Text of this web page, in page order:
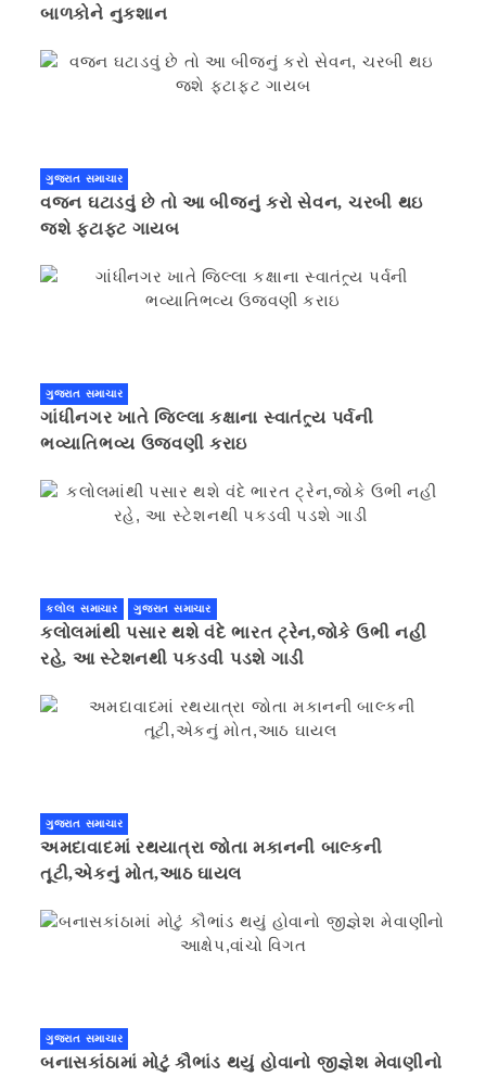
બાળકોને નુકશાન
ગુજરાત સમાચાર
વજન ઘટાડવું છે તો આ બીજનું કરો સેવન, ચરબી થઇ
જશે ફટાફટ ગાયબ
ગુજરાત સમાચાર
ગાંધીનગર ખાતે જિલ્લા કક્ષાના સ્વાતંત્ર્ય પર્વની
ભવ્યાતિભવ્ય ઉજવણી કરાઇ
કલોલ સમાચાર ગુજરાત સમાચાર
કલોલમાંથી પસાર થશે વંદે ભારત ટ્રેન,જોકે ઉભી નહી
રહે, આ સ્ટેશનથી પકડવી પડશે ગાડી
ગુજરાત સમાચાર
અમદાવાદમાં રથયાત્રા જોતા મકાનની બાલ્કની
તૂટી,એકનું મોત,આઠ ઘાયલ
ગુજરાત સમાચાર
બનાસકાંઠામાં મોટું કૌભાંડ થયું હોવાનો જીજ્ઞેશ મેવાણીનો